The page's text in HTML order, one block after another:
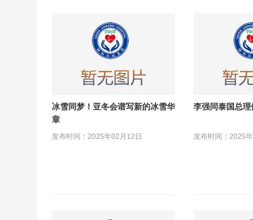
冰雪同梦！亚冬会谱写新的冰雪华
章
发布时间：2025年02月12日
李强同泰国总
发布时间：2025